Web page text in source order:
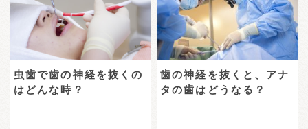
虫歯で歯の神経を抜くの
はどんな時？
歯の神経を抜くと、アナ
タの歯はどうなる？